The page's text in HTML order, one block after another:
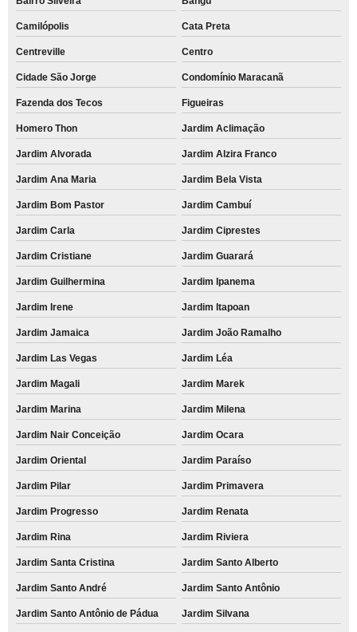
Camilópolis Cata Preta
Centreville Centro
Cidade São Jorge Condomínio Maracanã
Fazenda dos Tecos Figueiras
Homero Thon Jardim Aclimação
Jardim Alvorada Jardim Alzira Franco
Jardim Ana Maria Jardim Bela Vista
Jardim Bom Pastor Jardim Cambuí
Jardim Carla Jardim Ciprestes
Jardim Cristiane Jardim Guarará
Jardim Guilhermina Jardim Ipanema
Jardim Irene Jardim Itapoan
Jardim Jamaica Jardim João Ramalho
Jardim Las Vegas Jardim Léa
Jardim Magali Jardim Marek
Jardim Marina Jardim Milena
Jardim Nair Conceição Jardim Ocara
Jardim Oriental Jardim Paraíso
Jardim Pilar Jardim Primavera
Jardim Progresso Jardim Renata
Jardim Rina Jardim Riviera
Jardim Santa Cristina Jardim Santo Alberto
Jardim Santo André Jardim Santo Antônio
Jardim Santo Antônio de Pádua Jardim Silvana